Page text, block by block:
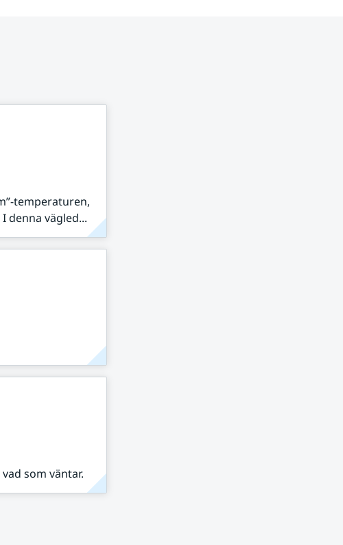
temperaturen,
denna vägled...
som väntar.